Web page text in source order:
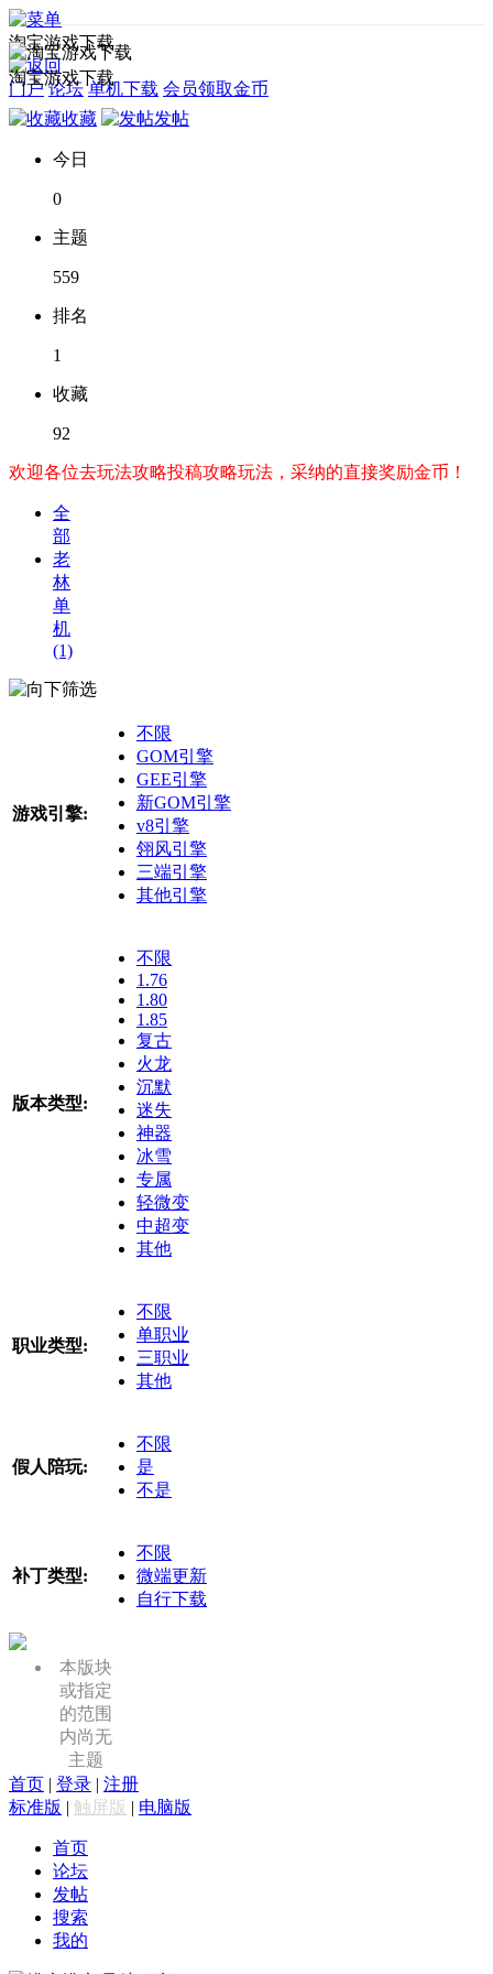
淘宝游戏下载
门户 论坛 单机下载 会员领取金币
淘宝游戏下载
收藏 发帖
今日
0
主题
559
排名
1
收藏
92
欢迎各位去玩法攻略投稿攻略玩法，采纳的直接奖励金币！
全
部
老
林
单
机
(1)
筛选
游戏引擎:
不限
GOM引擎
GEE引擎
新GOM引擎
v8引擎
翎风引擎
三端引擎
其他引擎
版本类型:
不限
1.76
1.80
1.85
复古
火龙
沉默
迷失
神器
冰雪
专属
轻微变
中超变
其他
职业类型:
不限
单职业
三职业
其他
假人陪玩:
不限
是
不是
补丁类型:
不限
微端更新
自行下载
本版块
或指定
的范围
内尚无
主题
首页 | 登录 | 注册
标准版 | 触屏版 | 电脑版
首页
论坛
发帖
搜索
我的